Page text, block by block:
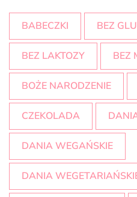
BABECZKI BEZ
BEZ LAKTOZY BEZ
BOŻE NARODZENIE
CZEKOLADA
DANIA WEGAŃSKIE
DANIA